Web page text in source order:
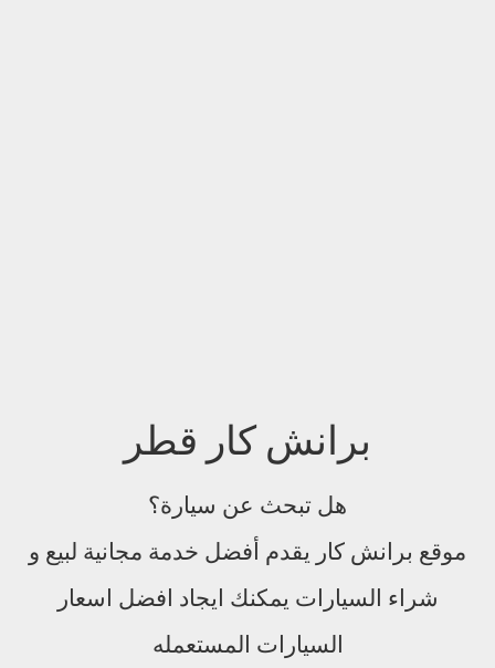
برانش كار قطر
هل تبحث عن سيارة؟
موقع برانش كار يقدم أفضل خدمة مجانية لبيع و
شراء السيارات يمكنك ايجاد افضل اسعار
السيارات المستعمله